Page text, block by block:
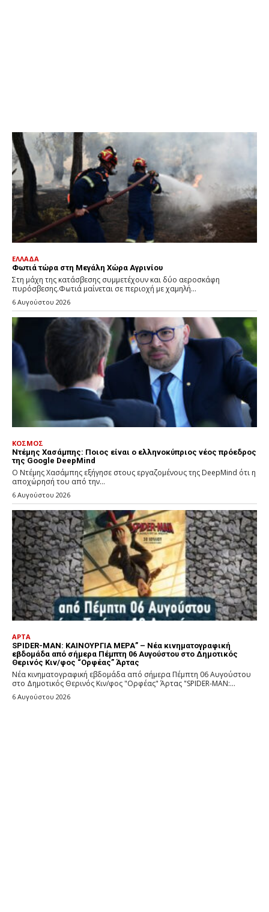
ΕΛΛΑΔΑ
Φωτιά τώρα στη Μεγάλη Χώρα Αγρινίου
Στη μάχη της κατάσβεσης συμμετέχουν και δύο αεροσκάφη
πυρόσβεσης.Φωτιά μαίνεται σε περιοχή με χαμηλή...
6 Αυγούστου 2026
ΚΟΣΜΟΣ
Ντέμης Χασάμπης: Ποιος είναι ο ελληνοκύπριος νέος πρόεδρος
της Google DeepMind
Ο Ντέμης Χασάμπης εξήγησε στους εργαζομένους της DeepMind ότι η
αποχώρησή του από την...
6 Αυγούστου 2026
ΑΡΤΑ
SPIDER-MAN: ΚΑΙΝΟΥΡΓΙΑ ΜΕΡΑ” – Νέα κινηματογραφική
εβδομάδα από σήμερα Πέμπτη 06 Αυγούστου στο Δημοτικός
Θερινός Κιν/φος “Ορφέας” Άρτας
Νέα κινηματογραφική εβδομάδα από σήμερα Πέμπτη 06 Αυγούστου
στο Δημοτικός Θερινός Κιν/φος "Ορφέας" Άρτας "SPIDER-MAN:...
6 Αυγούστου 2026